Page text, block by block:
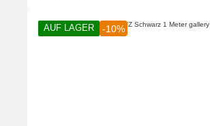
AUF LAGER -10%